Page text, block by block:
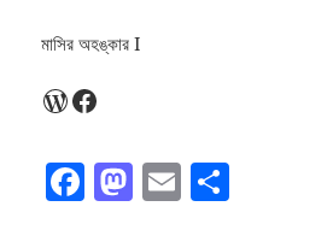
মাসির অহঙ্কার I
WordPress
Facebook
F M E